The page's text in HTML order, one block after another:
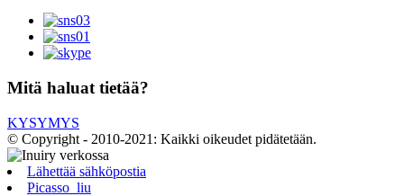
Mitä haluat tietää?
KYSYMYS
© Copyright - 2010-2021: Kaikki oikeudet pidätetään.
Lähettää sähköpostia
Picasso_liu